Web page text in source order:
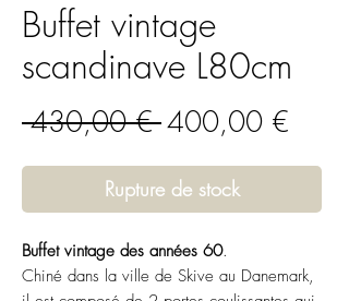
Buffet vintage
scandinave L80cm
430,00 € Prix
original
400,00 €
Rupture de stock
Buffet vintage des années 60.
Chiné dans la ville de Skive au Danemark,